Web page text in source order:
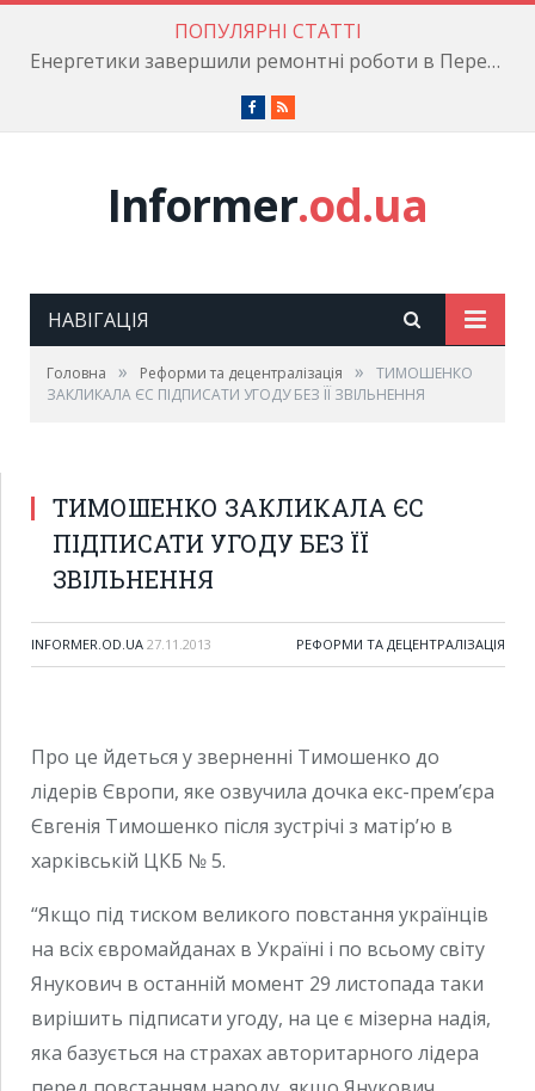
ПОПУЛЯРНІ СТАТТІ
Енергетики завершили ремонтні роботи в Пересипському районі
Facebook
RSS
Informer.od.ua
НАВІГАЦІЯ
Головна » Реформи та децентралізація »
ТИМОШЕНКО
ЗАКЛИКАЛА ЄС ПІДПИСАТИ УГОДУ БЕЗ ЇЇ ЗВІЛЬНЕННЯ
Екс-прем'єр Юлія Тимошенко закликає лідерів
Україною, не висуваючи будь-яких умов, якщо
ТИМОШЕНКО ЗАКЛИКАЛА ЄС
ПІДПИСАТИ УГОДУ БЕЗ ЇЇ
ЗВІЛЬНЕННЯ
INFORMER.OD.UA 27.11.2013 РЕФОРМИ ТА ДЕЦЕНТРАЛІЗАЦІЯ
Про це йдеться у зверненні Тимошенко до
лідерів Європи, яке озвучила дочка екс-прем’єра
Євгенія Тимошенко після зустрічі з матір’ю в
харківській ЦКБ № 5.
“Якщо під тиском великого повстання українців
на всіх євромайданах в Україні і по всьому світу
Янукович в останній момент 29 листопада таки
вирішить підписати угоду, на це є мізерна надія,
яка базується на страхах авторитарного лідера